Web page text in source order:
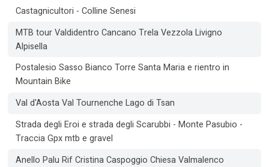
Castagnicultori - Colline Senesi
MTB tour Valdidentro Cancano Trela Vezzola Livigno
Alpisella
Postalesio Sasso Bianco Torre Santa Maria e rientro in
Mountain Bike
Val d'Aosta Val Tournenche Lago di Tsan
Strada degli Eroi e strada degli Scarubbi - Monte Pasubio -
Traccia Gpx mtb e gravel
Anello Palu Rif Cristina Caspoggio Chiesa Valmalenco